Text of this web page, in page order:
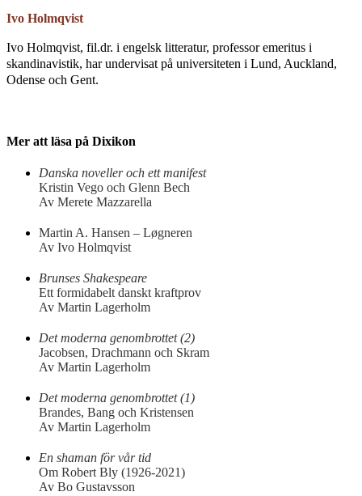
Ivo Holmqvist
Ivo Holmqvist, fil.dr. i engelsk litteratur, professor emeritus i
skandinavistik, har undervisat på universiteten i Lund, Auckland,
Odense och Gent.
Mer att läsa på Dixikon
Danska noveller och ett manifest
Kristin Vego och Glenn Bech
Av Merete Mazzarella
Martin A. Hansen – Løgneren
Av Ivo Holmqvist
Brunses Shakespeare
Ett formidabelt danskt kraftprov
Av Martin Lagerholm
Det moderna genombrottet (2)
Jacobsen, Drachmann och Skram
Av Martin Lagerholm
Det moderna genombrottet (1)
Brandes, Bang och Kristensen
Av Martin Lagerholm
En shaman för vår tid
Om Robert Bly (1926-2021)
Av Bo Gustavsson